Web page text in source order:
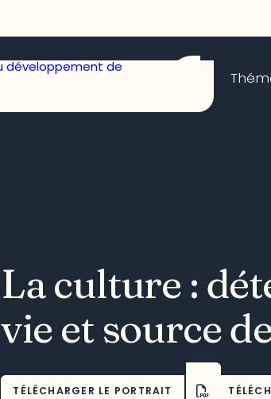
La culture :
vie et source
TÉLÉCHARGER LE PORTRAIT